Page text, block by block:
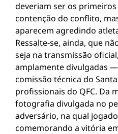
deveriam ser os
contenção do conflito,
aparecem agredindo
Ressalte-se, ainda, que
seja na transmissão
amplamente divulgadas
comissão técnica do
profissionais do QFC. Da
fotografia divulgada no
adversário, na qual
comemorando a vitória